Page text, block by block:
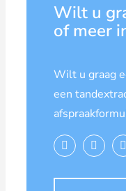
Wilt u
of meer
Wilt u graag
een